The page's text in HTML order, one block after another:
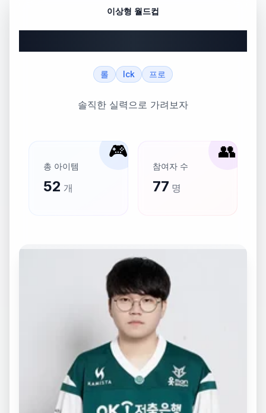
이상형 월드컵
롤 lck 프로
솔직한 실력으로 가려보자
🎮
총 아이템
52 개
👥
참여자 수
77 명